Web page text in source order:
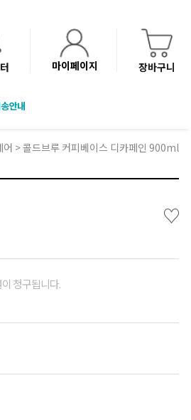
마이페이지 장바구니
안내
어 > 콜드브루 커피베이스 디카페인 900ml
♡
청구됩니다.